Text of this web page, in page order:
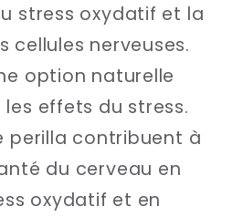
stress oxydatif et la
cellules nerveuses.
option naturelle
effets du stress.
perilla contribuent à
du cerveau en
oxydatif et en